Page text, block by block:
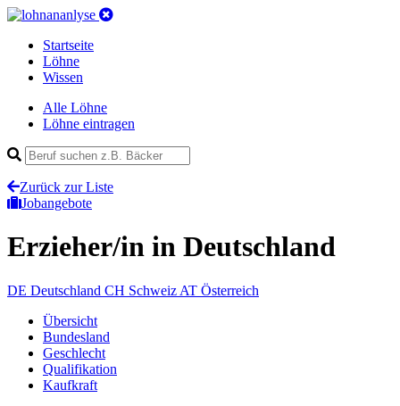
Startseite
Löhne
Wissen
Alle Löhne
Löhne eintragen
Zurück zur Liste
Jobangebote
Erzieher/in in Deutschland
DE Deutschland CH Schweiz AT Österreich
Übersicht
Bundesland
Geschlecht
Qualifikation
Kaufkraft